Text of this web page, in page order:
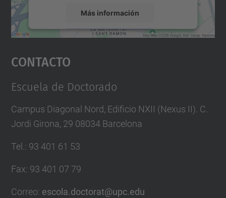
Más información
Aceptar
powered by
Contacto
Escuela de Doctorado
Campus Diagonal Nord, Edificio NXII (Nexus II). C.
Jordi Girona, 29 08034 Barcelona
Tel.: 93 401 61 53
Fax: 93 401 07 79
Correo: escola.doctorat@upc.edu